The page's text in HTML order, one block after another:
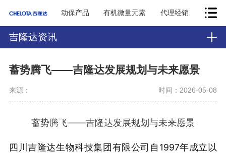
动保产品 有机微量元素 代理经销
吉隆达资讯
蓄势腾飞——吉隆达发展规划与未来愿景
来源： 时间：2026-05-08
蓄势腾飞——吉隆达发展规划与未来愿景
四川吉隆达生物科技集团有限公司自1997年成立以